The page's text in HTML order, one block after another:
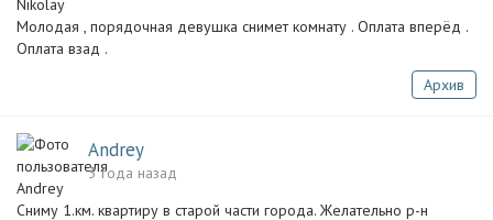
Молодая , порядочная девушка снимет комнату . Оплата вперёд .
Оплата взад .
Архив
Andrey
3 года назад
Сниму 1.км. квартиру в старой части города. Желательно р-н